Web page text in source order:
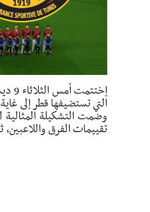
التي تستضيفها قطر إلى غاية يوم 18 من
وضمت التشكيلة
تقييمات الفرق